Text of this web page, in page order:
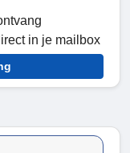
in je mailbox